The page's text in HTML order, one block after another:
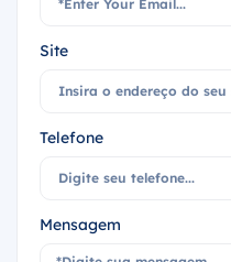
Site
Telefone
Mensagem